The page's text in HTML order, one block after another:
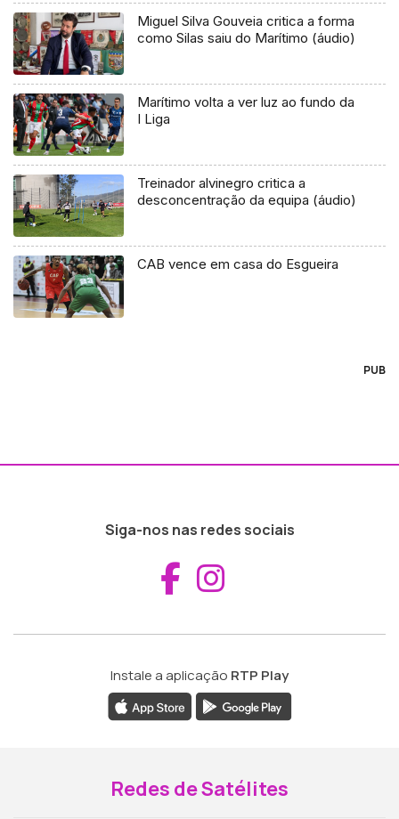
Miguel Silva Gouveia critica a forma
como Silas saiu do Marítimo (áudio)
Marítimo volta a ver luz ao fundo da
I Liga
Treinador alvinegro critica a
desconcentração da equipa (áudio)
CAB vence em casa do Esgueira
PUB
Siga-nos nas redes sociais
Aceder ao
Instale a aplicação RTP Play
Redes de Satélites